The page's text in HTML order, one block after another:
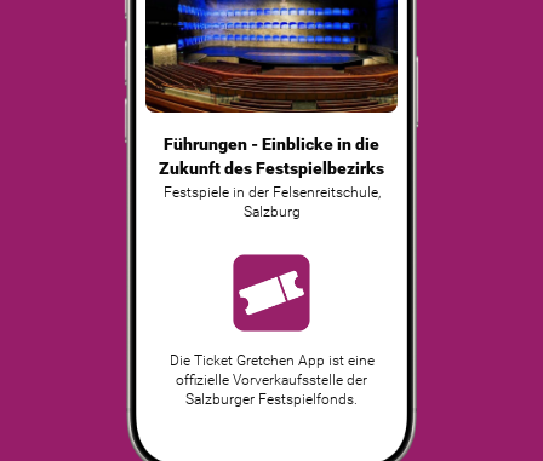
Führungen - Einblicke in die
Zukunft des Festspielbezirks
Festspiele in der Felsenreitschule,
Salzburg
Die Ticket Gretchen App ist eine
offizielle Vorverkaufsstelle der
Salzburger Festspielfonds.